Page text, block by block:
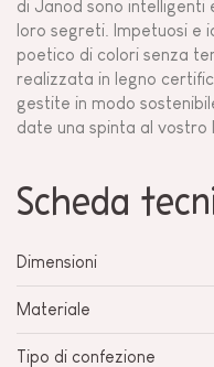
di Janod sono intelligenti
loro segreti. Impetuosi e
poetico di colori senza
realizzata in legno
gestite in modo
date una spinta al vostro
Scheda
Dimensioni
Materiale
Tipo di confezione